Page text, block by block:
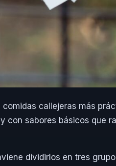
callejeras más
con sabores básicos que
dividirlos en tres